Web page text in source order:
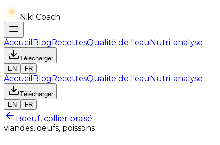
Niki Coach
Accueil BlogRecettesQualité de l'eauNutri-analyse
Télécharger
EN
FR
Accueil BlogRecettesQualité de l'eauNutri-analyse
Télécharger
EN
FR
Boeuf, collier braisé
viandes, oeufs, poissons